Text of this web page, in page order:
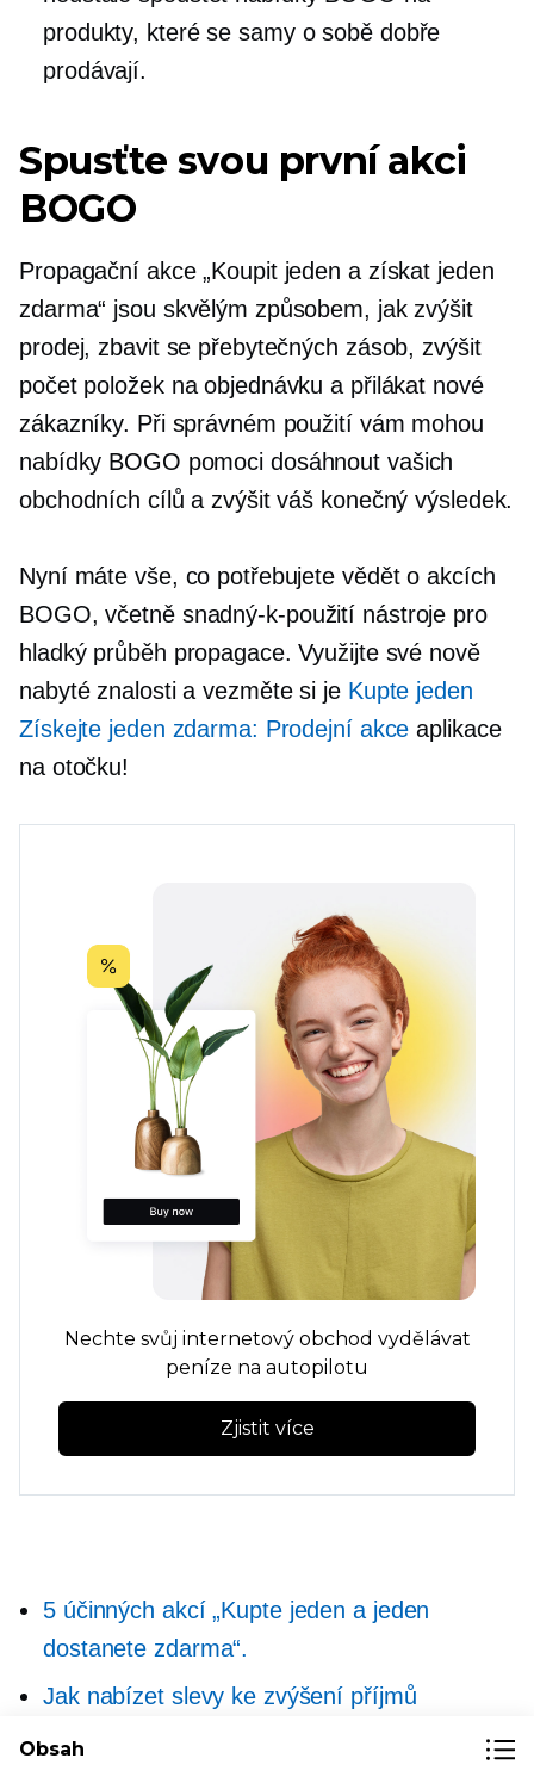
produkty, které se samy o sobě dobře
prodávají.
Spusťte svou první akci
BOGO
Propagační akce „Koupit jeden a získat jeden
zdarma“ jsou skvělým způsobem, jak zvýšit
prodej, zbavit se přebytečných zásob, zvýšit
počet položek na objednávku a přilákat nové
zákazníky. Při správném použití vám mohou
nabídky BOGO pomoci dosáhnout vašich
obchodních cílů a zvýšit váš konečný výsledek.
Nyní máte vše, co potřebujete vědět o akcích
BOGO, včetně snadný-k-použití nástroje pro
hladký průběh propagace. Využijte své nově
nabyté znalosti a vezměte si je Kupte jeden
Získejte jeden zdarma: Prodejní akce aplikace
na otočku!
Nechte svůj internetový obchod vydělávat
peníze na autopilotu
Zjistit více
5 účinných akcí „Kupte jeden a jeden
dostanete zdarma“.
Jak nabízet slevy ke zvýšení příjmů
17 tipů pro zvýšení konverzního poměru a
Obsah